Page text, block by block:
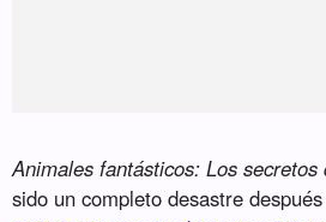
Animales fantásticos: Los secretos
sido un completo desastre